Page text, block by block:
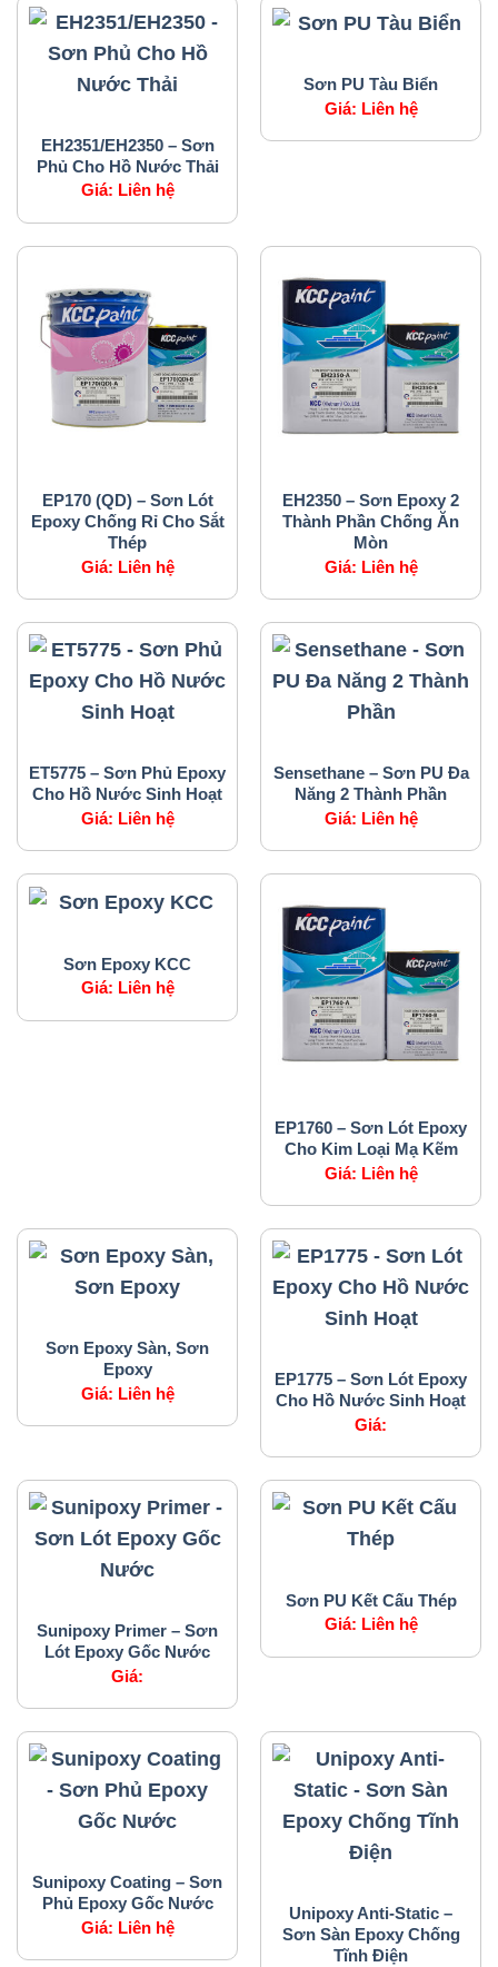
EH2351/EH2350 – Sơn
Phủ Cho Hồ Nước Thải
Giá: Liên hệ
Sơn PU Tàu Biển
Giá: Liên hệ
EP170 (QD) – Sơn Lót
Epoxy Chống Rỉ Cho Sắt
Thép
Giá: Liên hệ
EH2350 – Sơn Epoxy 2
Thành Phần Chống Ăn
Mòn
Giá: Liên hệ
ET5775 – Sơn Phủ Epoxy
Cho Hồ Nước Sinh Hoạt
Giá: Liên hệ
Sensethane – Sơn PU Đa
Năng 2 Thành Phần
Giá: Liên hệ
Sơn Epoxy KCC
Giá: Liên hệ
EP1760 – Sơn Lót Epoxy
Cho Kim Loại Mạ Kẽm
Giá: Liên hệ
Sơn Epoxy Sàn, Sơn
Epoxy
Giá: Liên hệ
EP1775 – Sơn Lót Epoxy
Cho Hồ Nước Sinh Hoạt
Giá:
Sunipoxy Primer – Sơn
Lót Epoxy Gốc Nước
Giá:
Sơn PU Kết Cấu Thép
Giá: Liên hệ
Sunipoxy Coating – Sơn
Phủ Epoxy Gốc Nước
Giá: Liên hệ
Unipoxy Anti-Static –
Sơn Sàn Epoxy Chống
Tĩnh Điện